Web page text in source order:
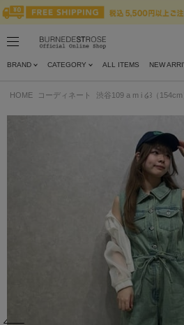
BRAND CATEGORY ALL ITEMS NEW
HOME コーディネート 渋谷109 a m i ໒꒱（154cm